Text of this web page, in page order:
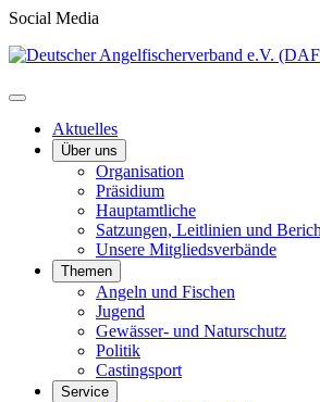
Social Media
Aktuelles
Über uns
Organisation
Präsidium
Hauptamtliche
Satzungen, Leitlinien und
Unsere Mitgliedsverbände
Themen
Angeln und Fischen
Jugend
Gewässer- und Naturschutz
Politik
Castingsport
Service